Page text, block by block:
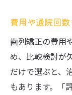
費用や通院回
歯列矯正の費用
め、比較検討が
だけで選ぶと、
もあります。「